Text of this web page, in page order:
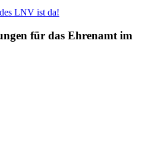
LNV ist da!
für das Ehrenamt im